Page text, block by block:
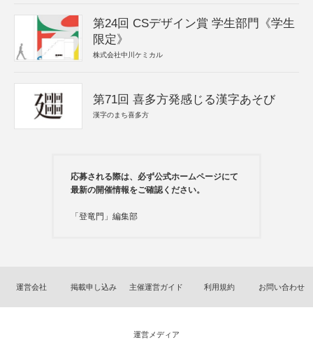
第24回 CSデザイン賞 学生部門《学生
限定》
株式会社中川ケミカル
第71回 喜多方発感じる漢字あそび
漢字のまち喜多方
応募される際は、必ず公式ホームページにて
最新の開催情報をご確認ください。
「登竜門」編集部
運営会社 掲載申し込み 主催運営ガイド 利用規約 お問い合わせ
運営メディア